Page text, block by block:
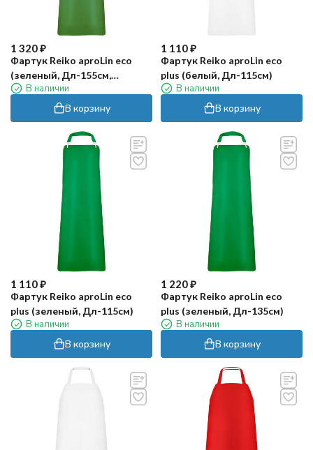
1 320₽
Фартук Reiko aproLin eco
(зеленый, Дл-155см,
150мкр.)
В наличии
В корзину
1 110₽
Фартук Reiko aproLin eco
plus (белый, Дл-115см)
В наличии
В корзину
1 110₽
Фартук Reiko aproLin eco
plus (зеленый, Дл-115см)
В наличии
В корзину
1 220₽
Фартук Reiko aproLin eco
plus (зеленый, Дл-135см)
В наличии
В корзину